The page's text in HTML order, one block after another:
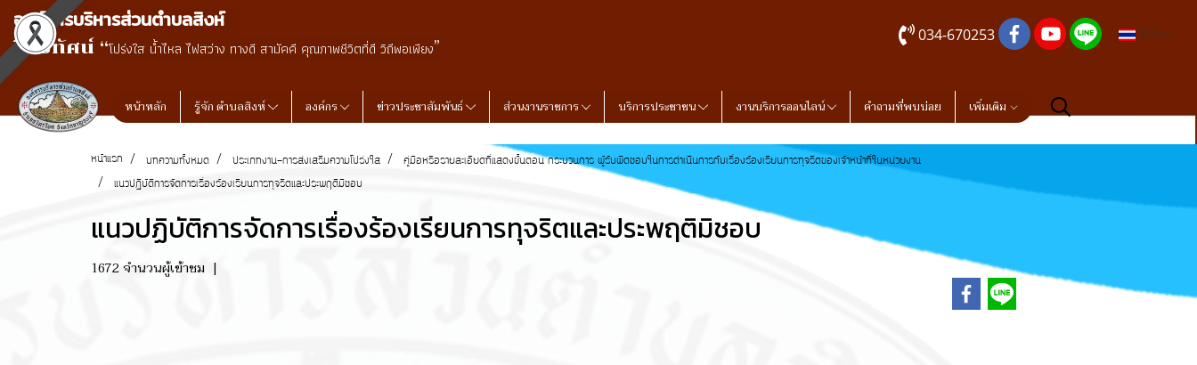
องค์การบริหารส่วนตำบลสิงห์
วิสัยทัศน์ “โปร่งใส น้ำไหล ไฟสว่าง ทางดี สามัคคี คุณภาพชีวิตที่ดี วิถีพอเพียง” 034-670253 TH
หน้าหลัก รู้จัก ตำบลสิงห์ องค์กร ข่าวประชาสัมพันธ์ ส่วนงานราชการ บริการประชาชน งานบริการออนไลน์ คำถามที่พบบ่อย เพิ่มเติม
หน้าแรก บทความทั้งหมด ประเภทงาน-การส่งเสริมความโปร่งใส คู่มือหรือรายละเอียดที่แสดงขั้นตอน กระบวนการ ผู้รับผิดชอบในการดำเนินการกับเรื่องร้องเรียนการทุจริตของเจ้าหน้าที่ในหน่วยงาน
แนวปฏิบัติการจัดการเรื่องร้องเรียนการทุจริตและประพฤติมิชอบ
แนวปฏิบัติการจัดการเรื่องร้องเรียนการทุจริตและประพฤติมิชอบ
1672 จำนวนผู้เข้าชม |